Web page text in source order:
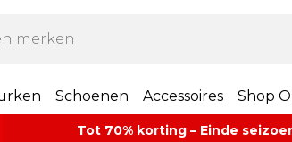
Schoenen Accessoires Shop
Tot 70% korting – Einde